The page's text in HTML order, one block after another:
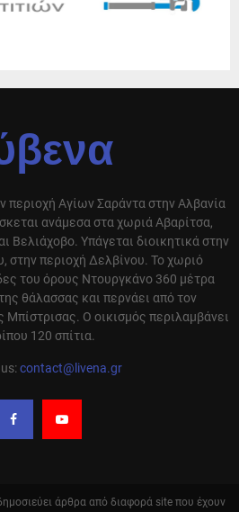
περιοχή Αγίων Σαράντα στην Αλβανία
ανάμεσα στα χωριά Αβαρίτσα,
Βελιάχοβο. Υπάγεται διοικητικά στην
στην περιοχή Δελβίνου. Το χωριό
του όρους Ντουργκάνο 360 μέτρα
θάλασσας και περνάει από τον
Ο οικισμός περιλαμβάνει
120 σπίτια.
contact@livena.gr
άρθρα από διαφορά site που έχουν